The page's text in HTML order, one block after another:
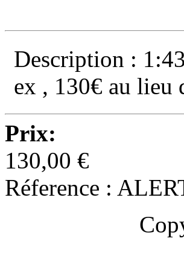
Description :
ex , 130€ au lieu
Prix:
130,00 €
Réference :